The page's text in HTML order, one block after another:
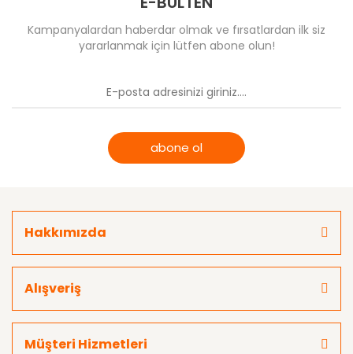
Kampanyalardan haberdar olmak ve fırsatlardan ilk siz
yararlanmak için lütfen abone olun!
abone ol
Hakkımızda
Alışveriş
Müşteri Hizmetleri